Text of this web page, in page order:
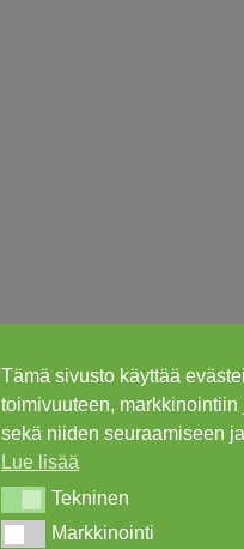
Tämä sivusto käyttää
toimivuuteen,
sekä niiden seuraamiseen
Lue lisää
TekninenTekninen
MarkkinointiMarkkinointi